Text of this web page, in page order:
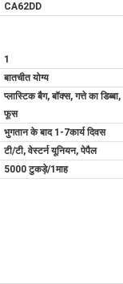
CA62DD
1
बातचीत योग्य
प्लास्टिक बैग, बॉक्स, गत्ते का डिब्बा,
फूस
भुगतान के बाद 1-7कार्य दिवस
टी/टी, वेस्टर्न यूनियन, पेपैल
5000 टुकड़े/1माह